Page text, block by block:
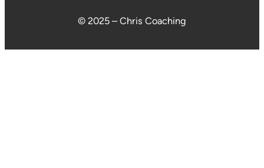
© 2025 – Chris Coaching